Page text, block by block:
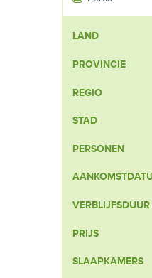
LAND
PROVINCIE
REGIO
STAD
PERSONEN
VERBLIJFSDUUR
PRIJS
SLAAPKAMERS